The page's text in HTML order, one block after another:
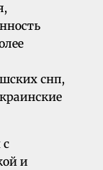
снп,
с
и